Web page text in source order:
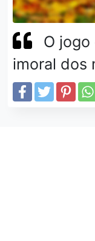
O
imoral dos